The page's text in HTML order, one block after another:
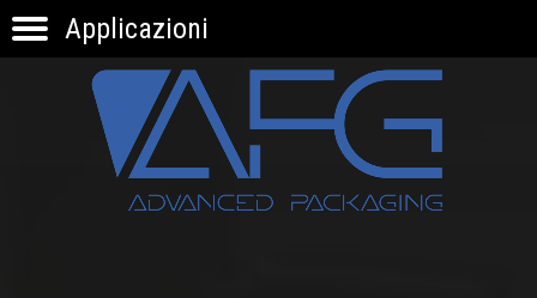
PRODOTTI
APPLICAZIONI
KNOW-HOW
INNOVAZIONE
CONTATTI
Applicazioni